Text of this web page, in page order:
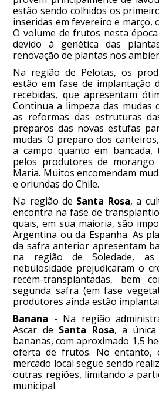
estão sendo colhidos os
inseridas em fevereiro e março,
O volume de frutos nesta
devido à genética das
renovação de plantas nos
Na região de Pelotas, os
estão em fase de implantação
recebidas, que apresentam
Continua a limpeza das mudas
as reformas das estruturas
preparos das novas estufas
mudas. O preparo dos
a campo quanto em bancada,
pelos produtores de
Maria. Muitos encomendam
e oriundas do Chile.
Na região de Santa Rosa, a
encontra na fase de
quais, em sua maioria, são
Argentina ou da Espanha. As
da safra anterior apresentam
na região de Soledade,
nebulosidade prejudicaram o
recém-transplantadas, bem
segunda safra (em fase
produtores ainda estão
Banana - Na região
Ascar de Santa Rosa, a única
bananas, com aproximado 1,5
oferta de frutos. No entanto,
mercado local segue sendo
outras regiões, limitando a
municipal.